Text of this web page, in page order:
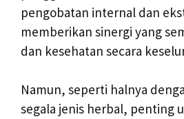
pengobatan internal dan
memberikan sinergi yang
dan kesehatan secara
Namun, seperti halnya
segala jenis herbal, penting